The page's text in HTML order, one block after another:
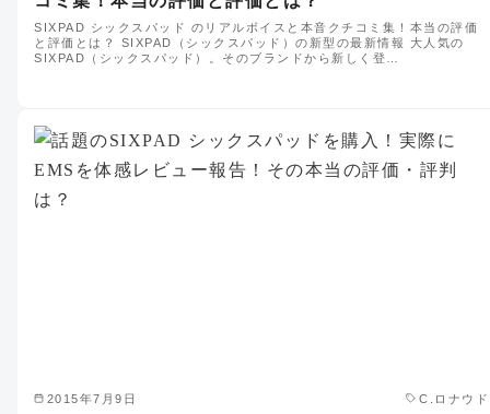
SIXPAD シックスパッド のリアルボイスと本音クチコミ集！本当の評価
と評価とは？ SIXPAD（シックスパッド）の新型の最新情報 大人気の
SIXPAD（シックスパッド）。そのブランドから新しく登…
2015年7月9日 C.ロナウド